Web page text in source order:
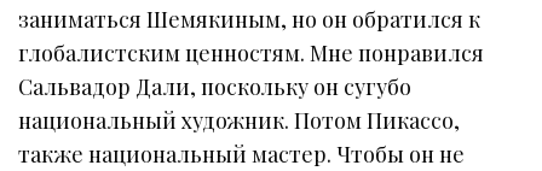
заниматься Шемякиным, но он обратился к
глобалистским ценностям. Мне понравился
Сальвадор Дали, поскольку он сугубо
национальный художник. Потом Пикассо,
также национальный мастер. Чтобы он не